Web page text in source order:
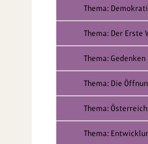
Thema:
Thema: Der Erste
Thema:
Thema: Die
Thema:
Thema: